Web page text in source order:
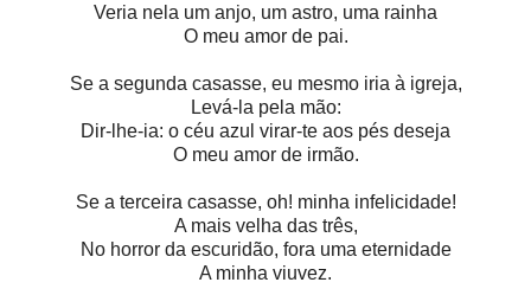
Veria nela um anjo, um astro, uma rainha
O meu amor de pai.
Se a segunda casasse, eu mesmo iria à igreja,
Levá-la pela mão:
Dir-lhe-ia: o céu azul virar-te aos pés deseja
O meu amor de irmão.
Se a terceira casasse, oh! minha infelicidade!
A mais velha das três,
No horror da escuridão, fora uma eternidade
A minha viuvez.